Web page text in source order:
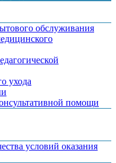
обслуживания
ухода
помощи
условий оказания